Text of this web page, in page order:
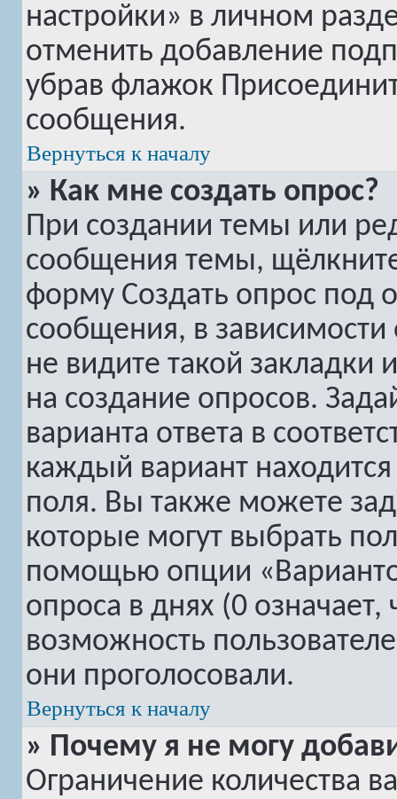
настройки» в личном
отменить добавление
убрав флажок
сообщения.
Вернуться к началу
» Как мне создать опрос?
При создании темы или
сообщения темы,
форму Создать опрос под
сообщения, в зависимости
не видите такой
на создание опросов.
варианта ответа в
каждый вариант находится
поля. Вы также можете
которые могут выбрать
помощью опции
опроса в днях (0
возможность
они проголосовали.
Вернуться к началу
» Почему я не могу
Ограничение количества